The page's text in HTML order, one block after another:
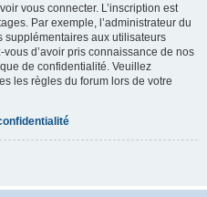
vous connecter. L’inscription est
Par exemple, l’administrateur du
supplémentaires aux utilisateurs
d’avoir pris connaissance de nos
de confidentialité. Veuillez
les règles du forum lors de votre